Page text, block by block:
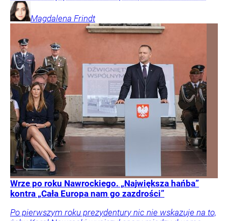
Magdalena Frindt
Wrze po roku Nawrockiego. „Największa hańba”
kontra „Cała Europa nam go zazdrości”
Po pierwszym roku prezydentury nic nie wskazuje na to,